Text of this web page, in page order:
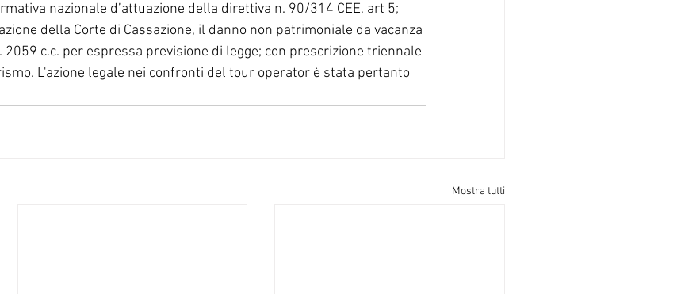
nazionale d’attuazione della direttiva n. 90/314 CEE, art 5;
della Corte di Cassazione, il danno non patrimoniale da vacanza
c.c. per espressa previsione di legge; con prescrizione triennale
L'azione legale nei confronti del tour operator è stata pertanto
Mostra tutti